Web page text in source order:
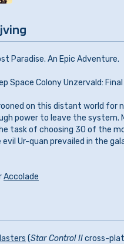
Paradise. An Epic Adventure.
Space Colony Unzervald:
on this distant world for
power to leave the system.
task of choosing 30 of the
Ur-quan prevailed in the
Accolade
(Star Control IIcross-